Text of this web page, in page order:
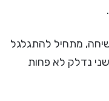
מתחיל להתגלגל
נדלק לא פחות